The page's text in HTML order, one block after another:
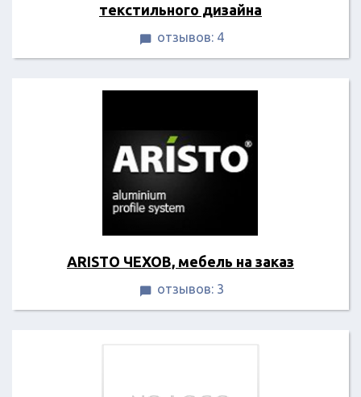
текстильного дизайна
 отзывов: 4
ARISTO ЧЕХОВ, мебель на заказ
 отзывов: 3